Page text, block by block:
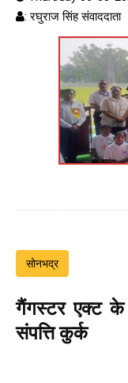
: रघुराज सिंह संवाददाता
सोनभद्र
गैंगस्टर एक्ट
संपत्ति कुर्क